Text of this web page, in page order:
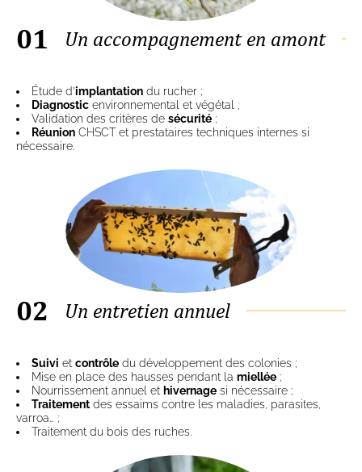
01 Un accompagnement en amont
Étude d’implantationdu rucher ;
Diagnosticenvironnemental et végétal ;
Validation des critères de sécurité;
RéunionCHSCT et prestataires techniques internes si
nécessaire.
02 Un entretien annuel
Suivi etcontrôledu développement des colonies ;
Mise en place des hausses pendant la miellée;
Nourrissement annuel et hivernagesi nécessaire ;
Traitementdes essaims contre les maladies, parasites,
varroa… ;
Traitement du bois des ruches.